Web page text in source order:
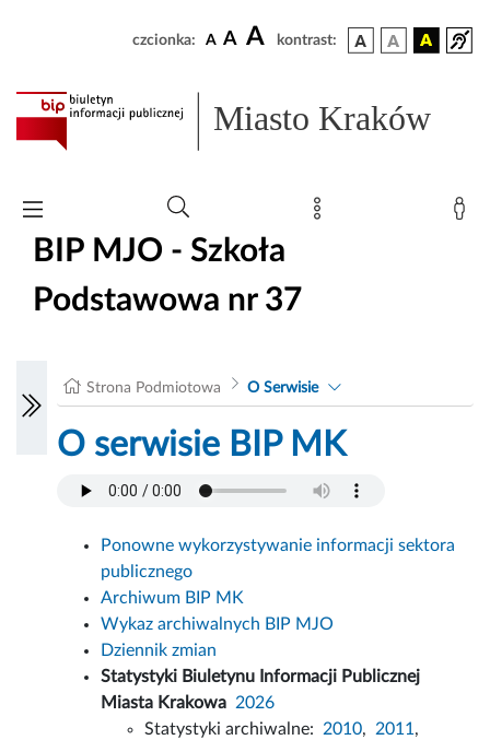
czcionka: A A A kontrast:
Miasto Kraków
BIP MJO - Szkoła
Podstawowa nr 37
Strona Podmiotowa O Serwisie
O serwisie BIP MK
Ponowne wykorzystywanie informacji sektora
publicznego
Archiwum BIP MK
Wykaz archiwalnych BIP MJO
Dziennik zmian
Statystyki Biuletynu Informacji Publicznej
Miasta Krakowa 2026
Statystyki archiwalne: 2010, 2011,